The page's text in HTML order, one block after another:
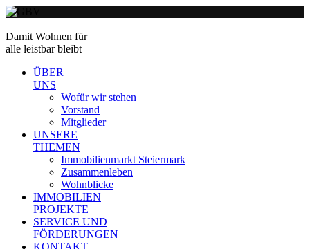
Damit Wohnen für
alle leistbar bleibt
ÜBER
UNS
Wofür wir stehen
Vorstand
Mitglieder
UNSERE
THEMEN
Immobilienmarkt Steiermark
Zusammenleben
Wohnblicke
IMMOBILIEN
PROJEKTE
SERVICE UND
FÖRDERUNGEN
KONTAKT